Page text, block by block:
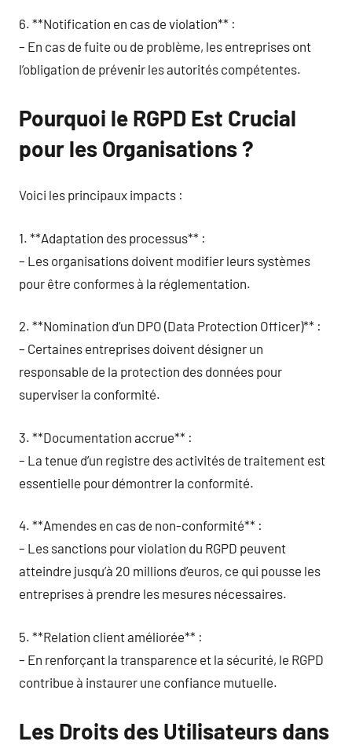
6. **Notification en cas de violation** :
– En cas de fuite ou de problème, les entreprises ont
l’obligation de prévenir les autorités compétentes.
Pourquoi le RGPD Est Crucial
pour les Organisations ?
Voici les principaux impacts :
1. **Adaptation des processus** :
– Les organisations doivent modifier leurs systèmes
pour être conformes à la réglementation.
2. **Nomination d’un DPO (Data Protection Officer)** :
– Certaines entreprises doivent désigner un
responsable de la protection des données pour
superviser la conformité.
3. **Documentation accrue** :
– La tenue d’un registre des activités de traitement est
essentielle pour démontrer la conformité.
4. **Amendes en cas de non-conformité** :
– Les sanctions pour violation du RGPD peuvent
atteindre jusqu’à 20 millions d’euros, ce qui pousse les
entreprises à prendre les mesures nécessaires.
5. **Relation client améliorée** :
– En renforçant la transparence et la sécurité, le RGPD
contribue à instaurer une confiance mutuelle.
Les Droits des Utilisateurs dans